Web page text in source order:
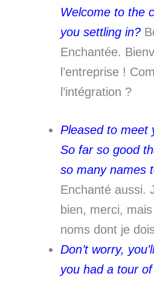
Welcome to the
you settling in?
Enchantée.
l’entreprise !
l’intégration ?
Pleased to meet
So far so good
so many names
Enchanté aussi.
bien, merci,
noms dont je
Don’t worry,
you had a tour